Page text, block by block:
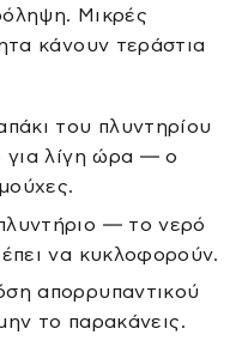
Μικρές
κάνουν τεράστια
του πλυντηρίου
για λίγη ώρα — ο
— το νερό
να κυκλοφορούν.
απορρυπαντικού
το παρακάνεις.